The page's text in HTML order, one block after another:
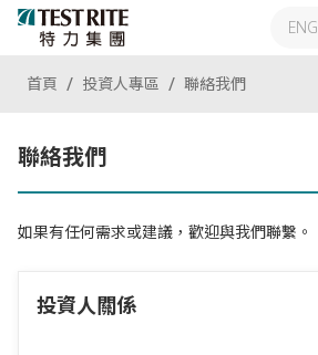
ENG
首頁 投資人專區 聯絡我們
聯絡我們
如果有任何需求或建議，歡迎與我們聯繫。
投資人關係